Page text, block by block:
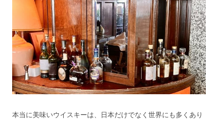
本当に美味いウイスキーは、日本だけでなく世界にも多くあり